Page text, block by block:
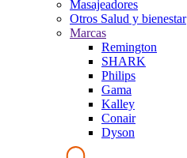
Masajeadores
Otros Salud y bienestar
Marcas
Remington
SHARK
Philips
Gama
Kalley
Conair
Dyson